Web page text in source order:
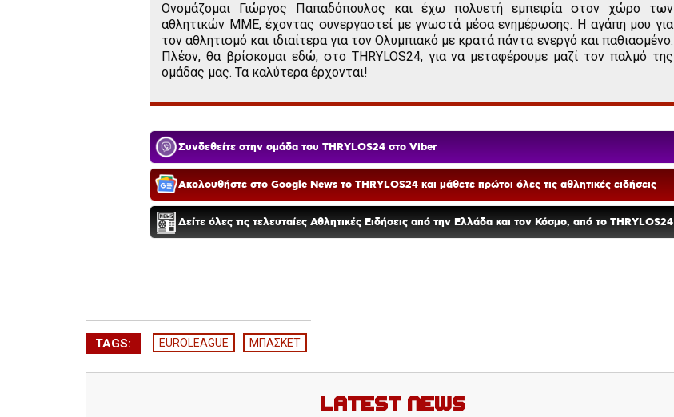
Ονομάζομαι Γιώργος Παπαδόπουλος και έχω πολυετή εμπειρία στον χώρο των
αθλητικών ΜΜΕ, έχοντας συνεργαστεί με γνωστά μέσα ενημέρωσης. Η αγάπη μου για
τον αθλητισμό και ιδιαίτερα για τον Ολυμπιακό με κρατά πάντα ενεργό και παθιασμένο.
Πλέον, θα βρίσκομαι εδώ, στο THRYLOS24, για να μεταφέρουμε μαζί τον παλμό της
ομάδας μας. Τα καλύτερα έρχονται!
Συνδεθείτε στην ομάδα του THRYLOS24 στο Viber
Ακολουθήστε στο Google News το THRYLOS24 και μάθετε πρώτοι όλες τις αθλητικές ειδήσεις
Δείτε όλες τις τελευταίες Αθλητικές Ειδήσεις από την Ελλάδα και τον Κόσμο, από το THRYLOS24
TAGS: EUROLEAGUE ΜΠΑΣΚΕΤ
Latest News